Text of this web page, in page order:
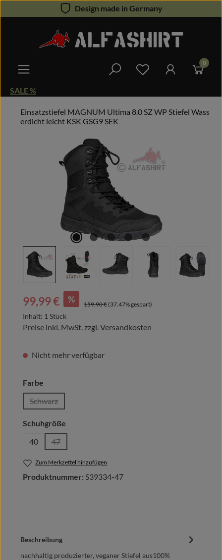
Zum Hauptinhalt springenDesign made in Germany
Du hast 0 0
SALE %
Einsatzstiefel MAGNUM Ultima 8.0 SZ WP Stiefel Wass
erdicht leicht KSK GSG9 SEK
Bildergalerie überspringen
Verkaufspreis:
99,99 € % Regulärer Preis:
159,90 € (37.47% gespart)
Inhalt: 1 Stück
Preise inkl. MwSt. zzgl. Versandkosten
Nicht mehr verfügbar
Farbe
Schwarz
(Diese Option ist zurzeit nicht verfügbar.)
Schuhgröße
40
47
(Diese Option ist zurzeit nicht verfügbar.)
Zum Merkzettel hinzufügen
Produktnummer: S39334-47
Beschreibung
nachhaltig produzierter, veganer Stiefel aus100%